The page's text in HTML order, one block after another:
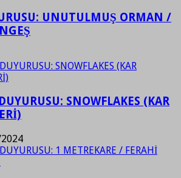
UNUTULMUŞ ORMAN /
SNOWFLAKES (KAR